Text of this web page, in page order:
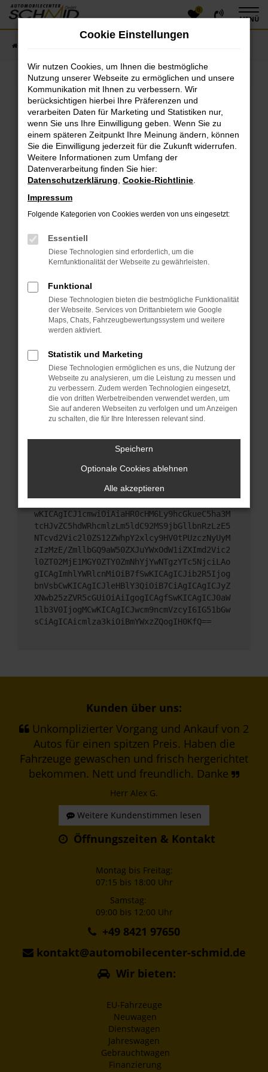
Zum
Hauptinhalt
0
MENÜ
Fehler: Network Error
Beim Laden ist ein Fehler aufgetreten.
Hier sind ein paar Tipps, die dir helfen können:
Überprüfe deine Firewall und deine
Internetverbindung.
Laden andere Webseiten, zum Beispiel deine
Suchmaschine?
Prüfe deine Browsererweiterungen.
das Laden bestimmter Seiten verhindern.
Funktioniert die Seite in einem anderen Browser
oder in einem privaten Fenster?
Das kann manchmal helfen, vorübergehende
Probleme zu beheben.
Stelle sicher, dass dein Browser und dein
Betriebssystem auf dem neuesten Stand sind.
Sicherheitsrisiko, sondern kann auch dazu führen,
dass bestimmte Funktionen nicht mehr
unterstützt werden.
Wende dich an den Webseitenbetreiber.
Wenn du alle oben genannten Schritte versucht
hast, kontaktiere uns bitte. Wir werden versuchen,
das Problem zu beheben. Du kannst uns diesen
Text schicken, um uns bei der Fehlersuche zu
unterstützen:
ewogICJuYW1lIjogIk5ldHdvcmtFcnJvciIsCiAgI
mNvbmZpZyI6IHsKICAgICJtZXRob2QiOiAiR0VUIi
wKICAgICJ1cmwiOiAiaHR0cHM6Ly9hcGkueC5ha3M
tcHJvZC5hdWRhcmlzLm5ldC92MS9jbGllbnRzLzE5
NTcvd2Vic2l0ZS12ZWhpY2xlcy9HV0tPUzczNyUyM
zIzMzE/ZmllbGQ9aW50ZXJuYWxOdW1iZXImd2Vic2
l0ZT02MjE1MGY0ZTY0ZmNhYjYwNTgzYTc5NjciLAo
gICAgImhlYWRlcnMiOiB7fSwKICAgICJib2R5Ijog
bnVsbCwKICAgICJleHBlY3QiOiB7CiAgICAgICJyZ
XNwb25zZVR5cGUiOiAiIgogICAgfSwKICAgICJ0aW
1lb3V0IjogMCwKICAgICJwcm9ncmVzcyI6IG51bGw
sCiAgICAicmlza3kiOiBmYWxzZQogIH0KfQ==
Kunden über uns:
Unkomplizierter Vorgang und Ankauf von 2
Autos für einen spitzen Preis. Haben die
Fahrzeuge gewaschen und frisch hergerichtet
bekommen. Nett und freundlich. Danke
Herr Alex G.
Weitere Kundenstimmen lesen
Öffnungszeiten & Kontakt
Montag bis Freitag:
07:15 bis 18:00 Uhr
Samstag:
09:00 bis 12:00 Uhr
+49 8421 97650
kontakt@automobilecenter-schmid.de
Wir bieten:
EU-Fahrzeuge
Neuwagen
Dienstwagen
Jahreswagen
Gebrauchtwagen
Finanzierung
Cookie Einstellungen
Wir nutzen Cookies, um Ihnen die bestmögliche
Nutzung unserer Webseite zu ermöglichen und unsere
Kommunikation mit Ihnen zu verbessern. Wir
berücksichtigen hierbei Ihre Präferenzen und
verarbeiten Daten für Marketing und Statistiken nur,
wenn Sie uns Ihre Einwilligung geben. Wenn Sie zu
einem späteren Zeitpunkt Ihre Meinung ändern, können
Sie die Einwilligung jederzeit für die Zukunft widerrufen.
Weitere Informationen zum Umfang der
Datenverarbeitung finden Sie hier:
Datenschutzerklärung Cookie-Richtlinie
Impressum
Folgende Kategorien von Cookies werden von uns eingesetzt:
Essentiell
Diese Technologien sind erforderlich, um die
Kernfunktionalität der Webseite zu gewährleisten.
Funktional
Diese Technologien bieten die bestmögliche Funktionalität
der Webseite. Services von Drittanbietern wie Google
Maps, Chats, Fahrzeugbewertungssystem und weitere
werden aktiviert.
Statistik und Marketing
Diese Technologien ermöglichen es uns, die Nutzung der
Webseite zu analysieren, um die Leistung zu messen und
zu verbessern. Zudem werden Technologien eingesetzt,
die von dritten Werbetreibenden verwendet werden, um
Sie auf anderen Webseiten zu verfolgen und um Anzeigen
zu schalten, die für Ihre Interessen relevant sind.
Speichern
Optionale Cookies ablehnen
Alle akzeptieren